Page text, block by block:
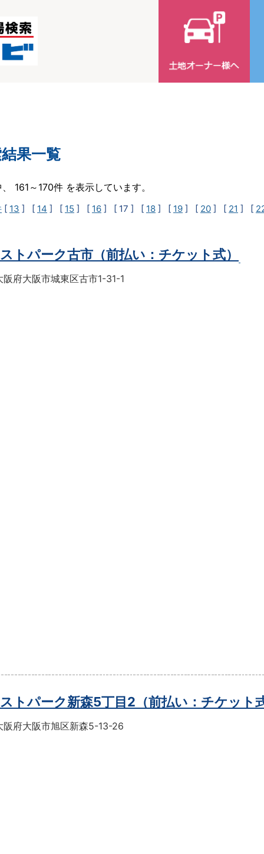
果一覧
161～170件 を表示しています。
[ 13 ] [ 14 ] [ 15 ] [ 16 ] [ 17 ] [ 18 ] [ 19 ] [ 20 ] [ 21 ] [
トパーク古市（前払い：チケット式）
阪府大阪市城東区古市1-31-1
ストパーク新森5丁目2（前払い：チケット
阪府大阪市旭区新森5-13-26